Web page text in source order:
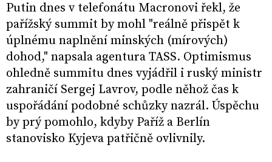
Putin dnes v telefonátu Macronovi řekl, že
pařížský summit by mohl "reálně přispět k
úplnému naplnění minských (mírových)
dohod," napsala agentura TASS. Optimismus
ohledně summitu dnes vyjádřil i ruský ministr
zahraničí Sergej Lavrov, podle něhož čas k
uspořádání podobné schůzky nazrál. Úspěchu
by prý pomohlo, kdyby Paříž a Berlín
stanovisko Kyjeva patřičně ovlivnily.